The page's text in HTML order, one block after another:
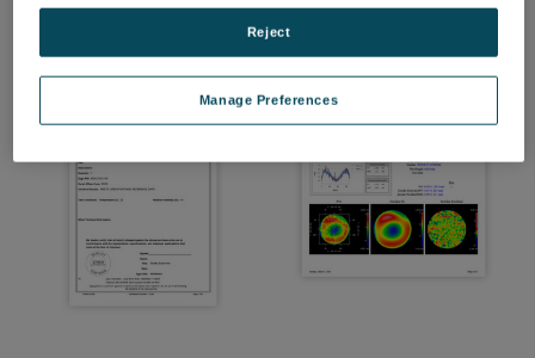
Manage Preferences
Reject